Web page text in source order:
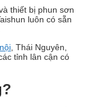
thiết bị phun sơn
luôn có sẵn
, Thái Nguyên,
tỉnh lân cận có